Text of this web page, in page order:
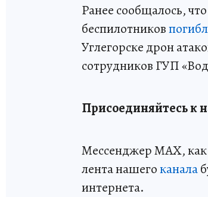
Ранее сообщалось,
беспилотников
Углегорске дрон
сотрудников ГУП
Присоединяйтесь к
Мессенджер MAX, как
лента нашегоканала
интернета.